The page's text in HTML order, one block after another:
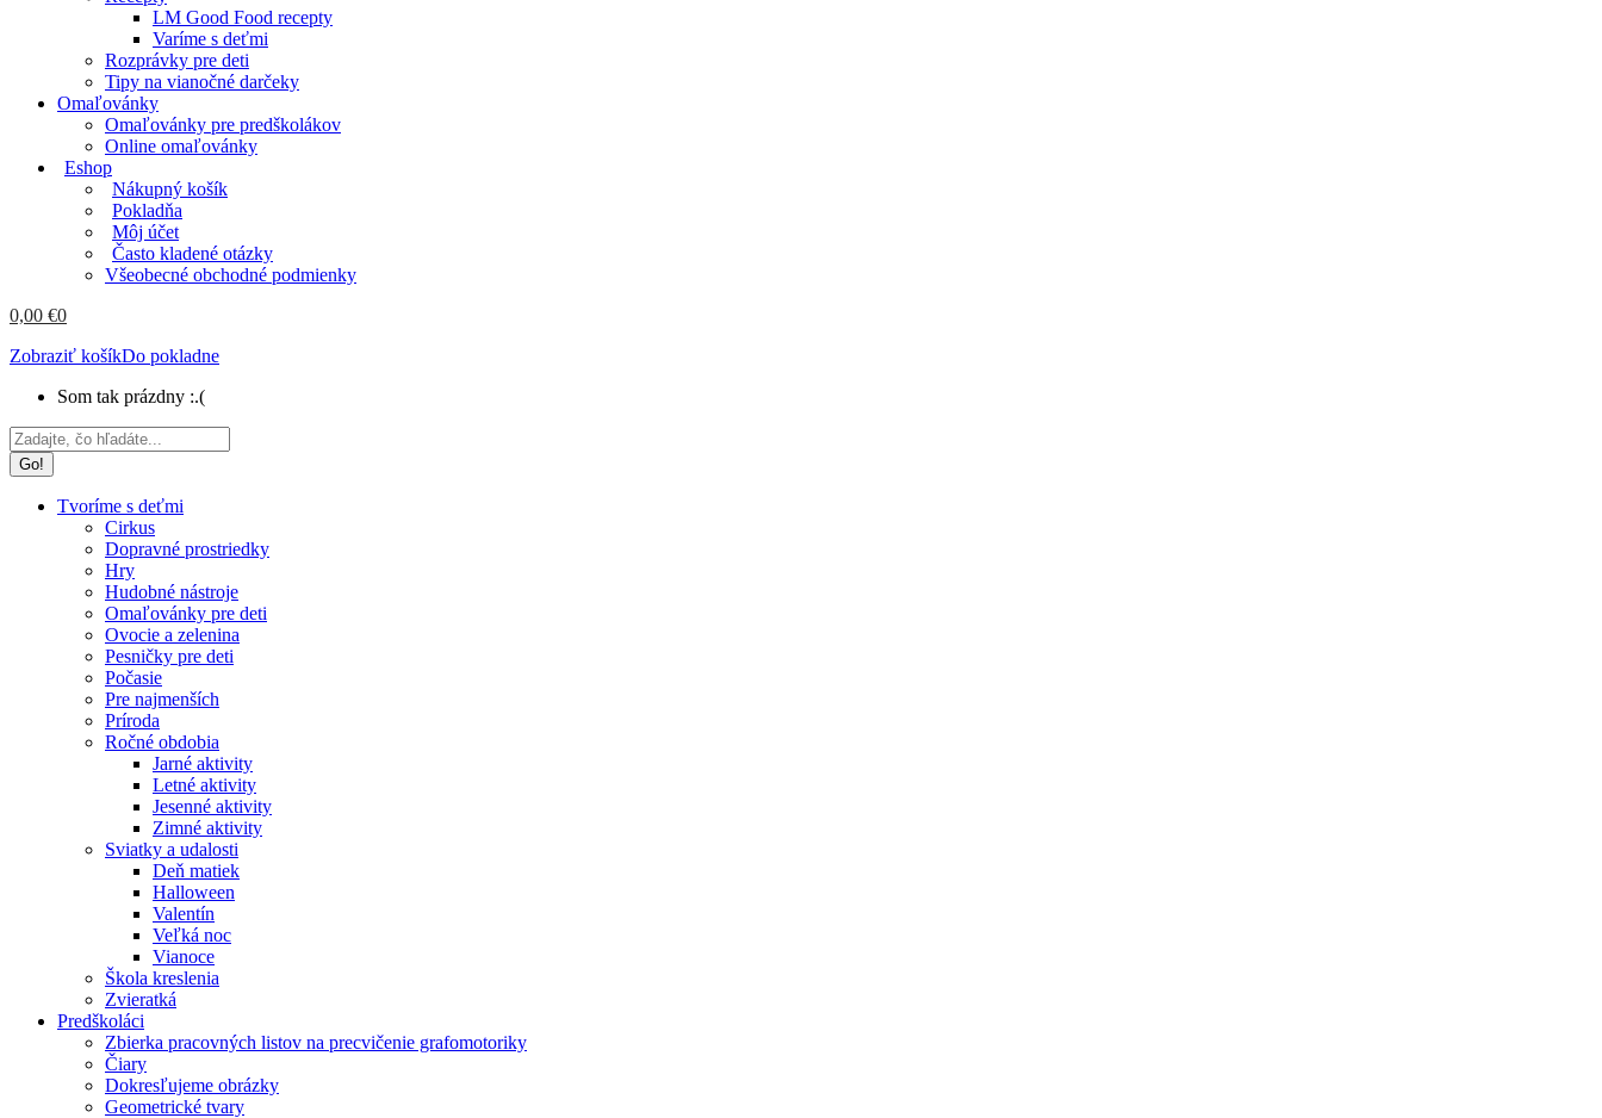
LM Good Food recepty
Varíme s deťmi
Rozprávky pre deti
Tipy na vianočné darčeky
Omaľovánky
Omaľovánky pre predškolákov
Online omaľovánky
Eshop
Nákupný košík
Pokladňa
Môj účet
Často kladené otázky
Všeobecné obchodné podmienky
0,00 €0
Zobraziť košíkDo pokladne
Som tak prázdny :.(
Search:
Tvoríme s deťmi
Cirkus
Dopravné prostriedky
Hry
Hudobné nástroje
Omaľovánky pre deti
Ovocie a zelenina
Pesničky pre deti
Počasie
Pre najmenších
Príroda
Ročné obdobia
Jarné aktivity
Letné aktivity
Jesenné aktivity
Zimné aktivity
Sviatky a udalosti
Deň matiek
Halloween
Valentín
Veľká noc
Vianoce
Škola kreslenia
Zvieratká
Predškoláci
Zbierka pracovných listov na precvičenie grafomotoriky
Čiary
Dokresľujeme obrázky
Geometrické tvary